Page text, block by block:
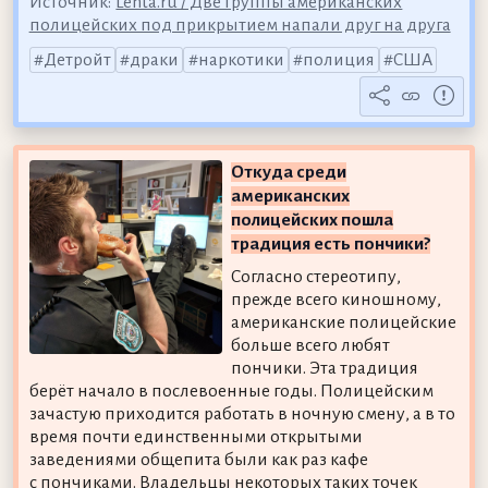
полицейских под прикрытием напали друг на друга
Детройт
драки наркотики полиция США
Откуда среди
американских
полицейских пошла
традиция есть пончики?
Согласно стереотипу,
прежде всего киношному,
американские полицейские
больше всего любят
пончики. Эта традиция
берёт начало в послевоенные годы. Полицейским
зачастую приходится работать в ночную смену, а в то
время почти единственными открытыми
заведениями общепита были как раз кафе
с пончиками. Владельцы некоторых таких точек